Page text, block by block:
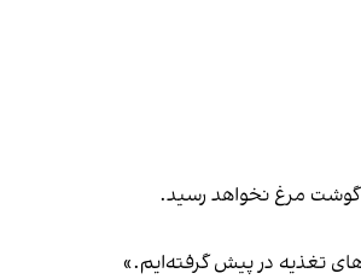
گوشت مرغ نخواهد رسید.
تغذیه در پیش گرفته‌ایم.»